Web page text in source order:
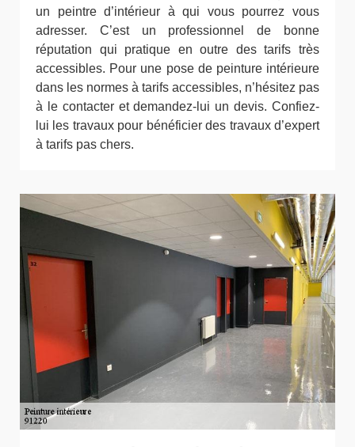
un peintre d’intérieur à qui vous pourrez vous
adresser. C’est un professionnel de bonne
réputation qui pratique en outre des tarifs très
accessibles. Pour une pose de peinture intérieure
dans les normes à tarifs accessibles, n’hésitez pas
à le contacter et demandez-lui un devis. Confiez-
lui les travaux pour bénéficier des travaux d’expert
à tarifs pas chers.